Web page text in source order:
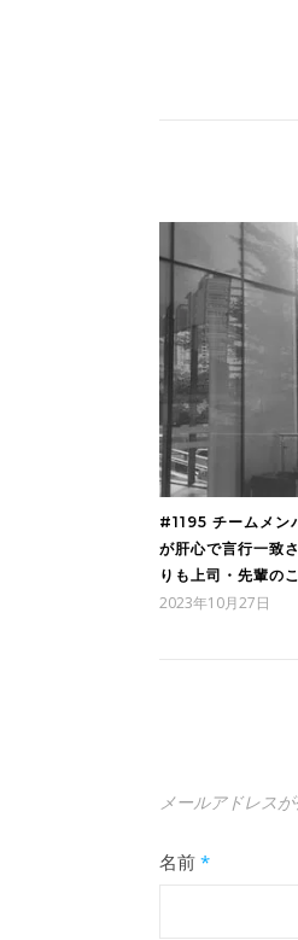
#1195 チームメン
が肝心で言行一致
りも上司・先輩の
2023年10月27日
メールアドレス
名前 *